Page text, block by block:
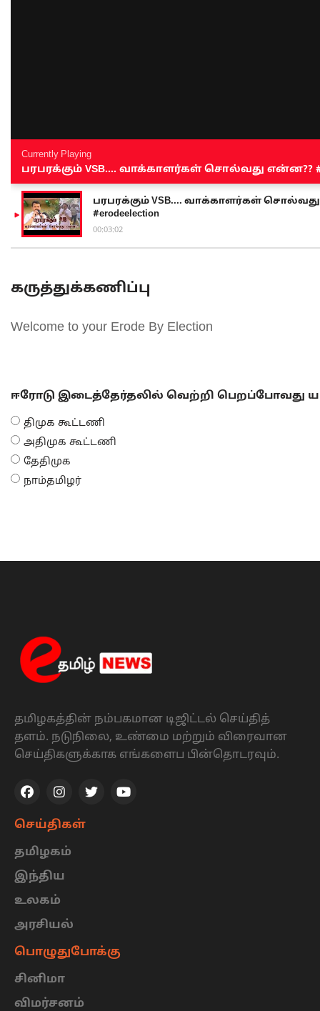
Currently Playing
பரபரக்கும் VSB.... வாக்காளர்கள் சொல்வது என்ன??
பரபரக்கும் VSB.... வாக்காளர்கள் சொல்வது
#erodeelection
00:03:02
கருத்துக்கணிப்பு
Welcome to your Erode By Election
ஈரோடு இடைத்தேர்தலில் வெற்றி பெறப்போவது
திமுக கூட்டணி
அதிமுக கூட்டணி
தேதிமுக
நாம்தமிழர்
தமிழகத்தின் நம்பகமான டிஜிட்டல் செய்தித்
தளம். நடுநிலை, உண்மை மற்றும் விரைவான
செய்திகளுக்காக எங்களைப பின்தொடரவும்.
செய்திகள்
தமிழகம்
இந்திய
உலகம்
அரசியல்
பொழுதுபோக்கு
சினிமா
விமர்சனம்